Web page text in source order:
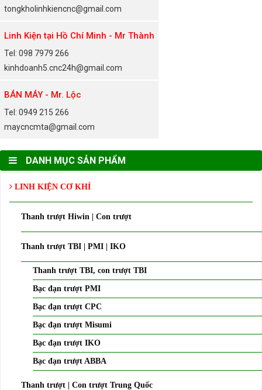
tongkholinhkiencnc@gmail.com
Linh Kiện tại Hồ Chí Minh - Mr Thành
Tel: 098 7979 266
kinhdoanh5.cnc24h@gmail.com
BÁN MÁY - Mr. Lộc
Tel: 0949 215 266
maycncmta@gmail.com
DANH MỤC SẢN PHẨM
LINH KIỆN CƠ KHÍ
Thanh trượt Hiwin | Con trượt
Thanh trượt TBI | PMI | IKO
Thanh trượt TBI, con trượt TBI
Bạc đạn trượt PMI
Bạc đạn trượt CPC
Bạc đạn trượt Misumi
Bạc đạn trượt IKO
Bạc đạn trượt ABBA
Thanh trượt | Con trượt Trung Quốc